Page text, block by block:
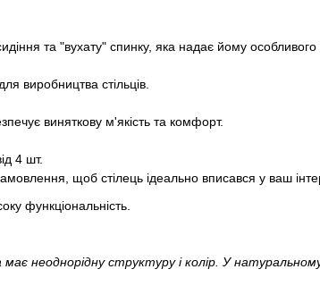
та "вухату" спинку, яка надає йому особливого
виробництва стільців.
виняткову м'якість та комфорт.
4 шт.
щоб стілець ідеально вписався у ваш
функціональність.
неоднорідну структуру і колір. У